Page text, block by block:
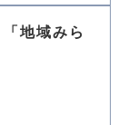
地域みら